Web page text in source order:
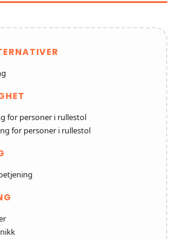
for personer i rullestol
for personer i rullestol